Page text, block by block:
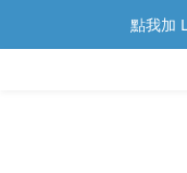
點我加